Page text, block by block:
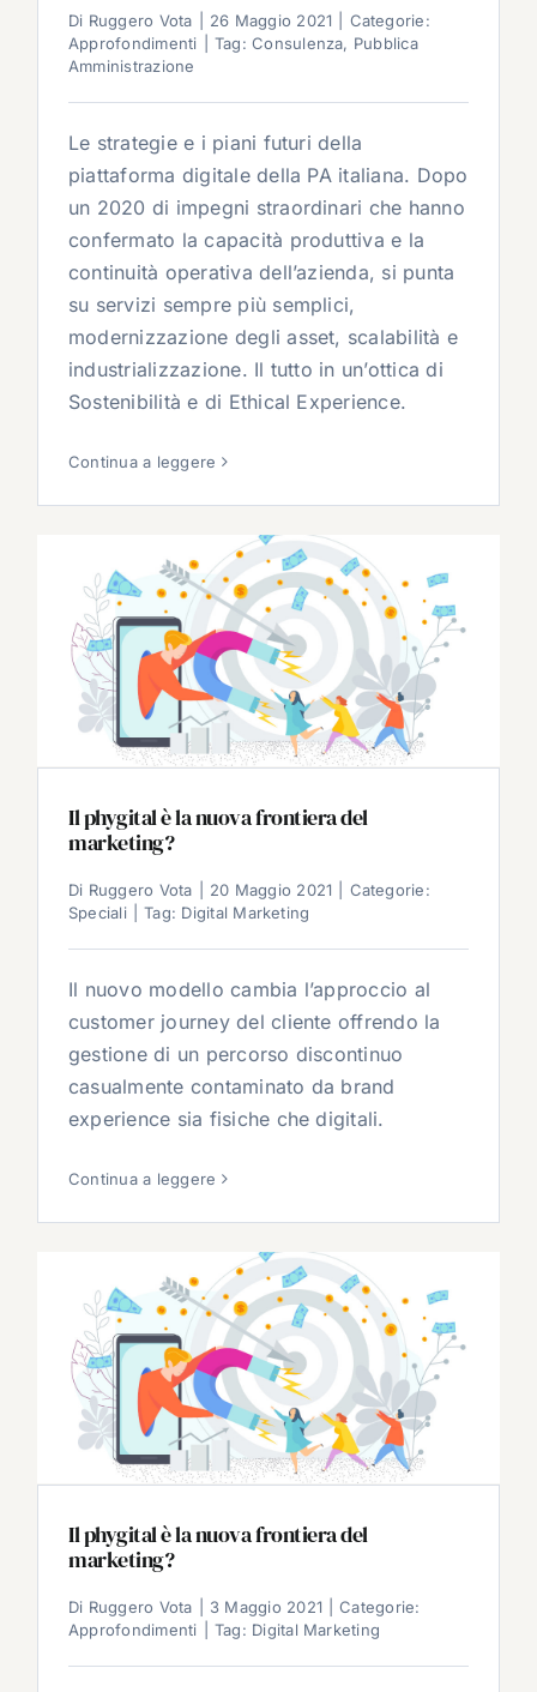
Di Ruggero Vota 26 Maggio 2021
Categorie:
Approfondimenti
Tag:Consulenza, Pubblica
Amministrazione
Le strategie e i piani futuri della
piattaforma digitale della PA italiana. Dopo
un 2020 di impegni straordinari che hanno
confermato la capacità produttiva e la
continuità operativa dell’azienda, si punta
su servizi sempre più semplici,
modernizzazione degli asset, scalabilità e
industrializzazione. Il tutto in un’ottica di
Sostenibilità e di Ethical Experience.
Continua a leggere
Il phygital è la nuova frontiera del
marketing?
Di Ruggero Vota 20 Maggio 2021
Categorie:
Speciali
Tag: Digital Marketing
Il nuovo modello cambia l’approccio al
customer journey del cliente offrendo la
gestione di un percorso discontinuo
casualmente contaminato da brand
experience sia fisiche che digitali.
Continua a leggere
Il phygital è la nuova frontiera del
marketing?
Di Ruggero Vota 3 Maggio 2021
Categorie:
Approfondimenti
Tag: Digital Marketing